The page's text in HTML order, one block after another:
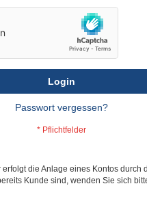
Login
Passwort vergessen?
erfolgt die Anlage eines Kontos durch
Kunde sind, wenden Sie sich